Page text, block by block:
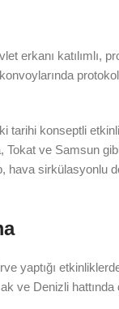
erkanı katılımlı,
konseptli
Tokat ve Samsun
hava sirkülasyonlu
yaptığı
ve Denizli